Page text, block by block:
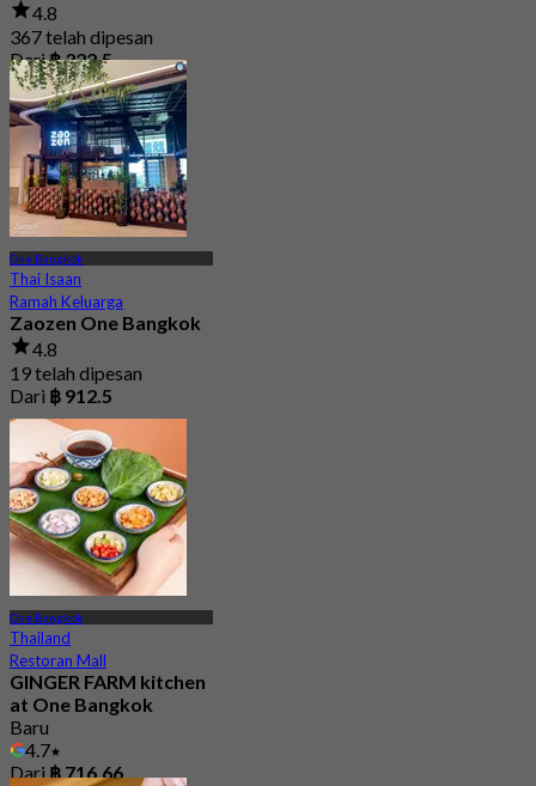
4.8
367 telah dipesan
Dari฿ 322.5
One Bangkok
Thai Isaan
Ramah Keluarga
Zaozen One Bangkok
4.8
19 telah dipesan
Dari ฿ 912.5
One Bangkok
Thailand
Restoran Mall
GINGER FARM kitchen
at One Bangkok
Baru
4.7
Dari฿ 716.66